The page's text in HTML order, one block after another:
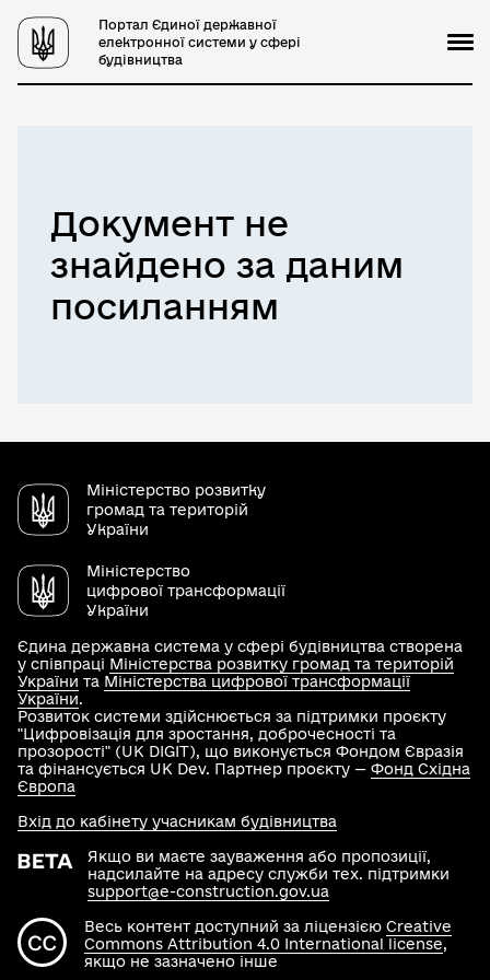
Портал Єдиної державної
електронної системи у сфері
будівництва
Документ не
знайдено за даним
посиланням
Міністерство розвитку
громад та територій
України
Міністерство
цифрової трансформації
України
Єдина державна система у сфері будівництва створена
у співпраці Міністерства розвитку громад та територій
України та Міністерства цифрової трансформації
України.
Розвиток системи здійснюється за підтримки проєкту
"Цифровізація для зростання, доброчесності та
прозорості" (UK DIGIT), що виконується Фондом Євразія
та фінансується UK Dev. Партнер проєкту — Фонд Східна
Європа
Якщо ви маєте зауваження або пропозиції,
надсилайте на адресу служби тех. підтримки
support@e-construction.gov.ua
Весь контент доступний за ліцензією Creative
Commons Attribution 4.0 International license,
якщо не зазначено інше
Вхід до кабінету учасникам будівництва